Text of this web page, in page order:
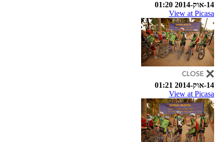
14-אוק-2014 01:20
View at Picasa
14-אוק-2014 01:21
View at Picasa